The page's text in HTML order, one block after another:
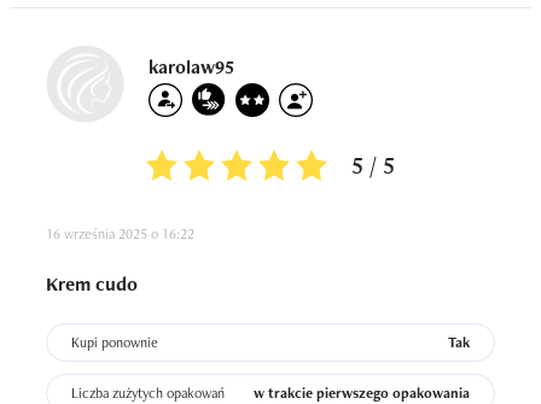
karolaw95
5 / 5
16 września 2025 o 16:22
Krem cudo
Kupi ponownie Tak
Liczba zużytych opakowań w trakcie pierwszego opakowania